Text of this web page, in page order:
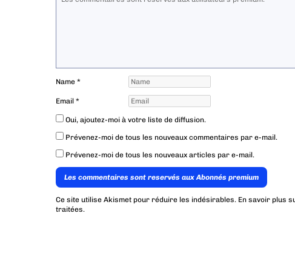
Name *
Email *
Oui, ajoutez-moi à votre liste de diffusion.
Prévenez-moi de tous les nouveaux commentaires par e-mail.
Prévenez-moi de tous les nouveaux articles par e-mail.
Les commentaires sont reservés aux Abonnés premium
Ce site utilise Akismet pour réduire les indésirables. En savoir plus
traitées.